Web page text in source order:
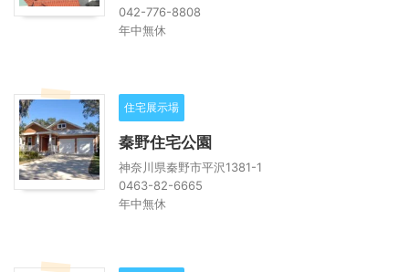
042-776-8808
年中無休
住宅展示場
秦野住宅公園
神奈川県秦野市平沢1381-1
0463-82-6665
年中無休